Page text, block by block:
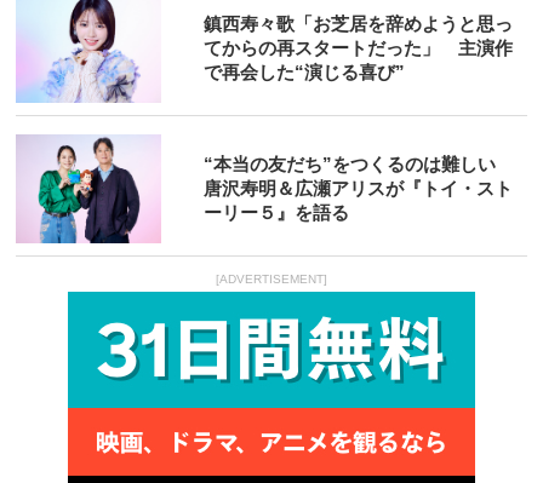
鎮西寿々歌「お芝居を辞めようと思っ
てからの再スタートだった」 主演作
で再会した“演じる喜び”
“本当の友だち”をつくるのは難しい
唐沢寿明＆広瀬アリスが『トイ・スト
ーリー５』を語る
[ADVERTISEMENT]